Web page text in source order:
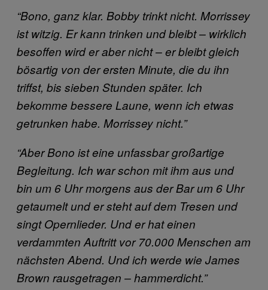
“Bono, ganz klar. Bobby trinkt nicht. Morrissey
ist witzig. Er kann trinken und bleibt – wirklich
besoffen wird er aber nicht – er bleibt gleich
bösartig von der ersten Minute, die du ihn
triffst, bis sieben Stunden später. Ich
bekomme bessere Laune, wenn ich etwas
getrunken habe. Morrissey nicht.”
“Aber Bono ist eine unfassbar großartige
Begleitung. Ich war schon mit ihm aus und
bin um 6 Uhr morgens aus der Bar um 6 Uhr
getaumelt und er steht auf dem Tresen und
singt Opernlieder. Und er hat einen
verdammten Auftritt vor 70.000 Menschen am
nächsten Abend. Und ich werde wie James
Brown rausgetragen – hammerdicht.”